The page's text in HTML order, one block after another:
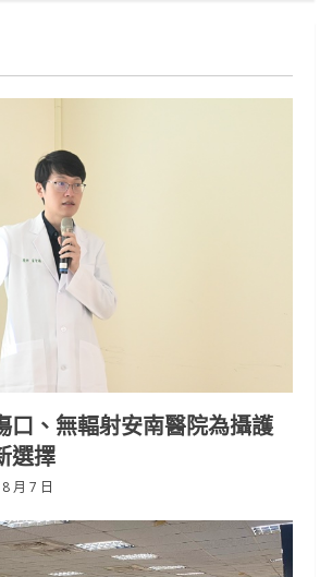
口、無輻射安南醫院為攝護
選擇
月 7 日